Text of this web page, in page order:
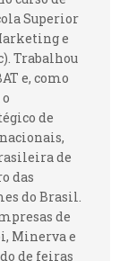
Superior
e
Trabalhou
e, como
de
de
das
do Brasil.
de
Minerva e
de feiras